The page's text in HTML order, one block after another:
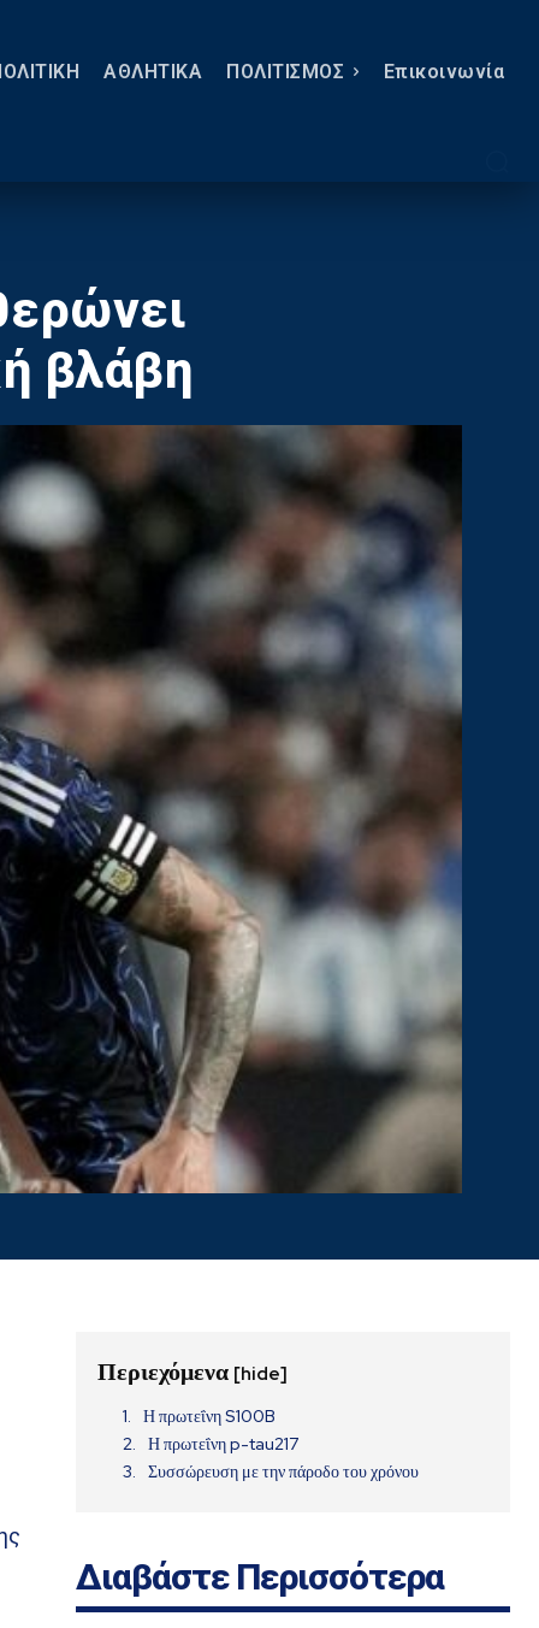
ΑΘΛΗΤΙΚΑ ΠΟΛΙΤΙΣΜΟΣ Eπικοινωνία
βλάβη
Περιεχόμενα [hide]
Η πρωτεΐνη S100B
Η πρωτεΐνη p-tau217
Συσσώρευση με την πάροδο του χρόνου
Διαβάστε Περισσότερα